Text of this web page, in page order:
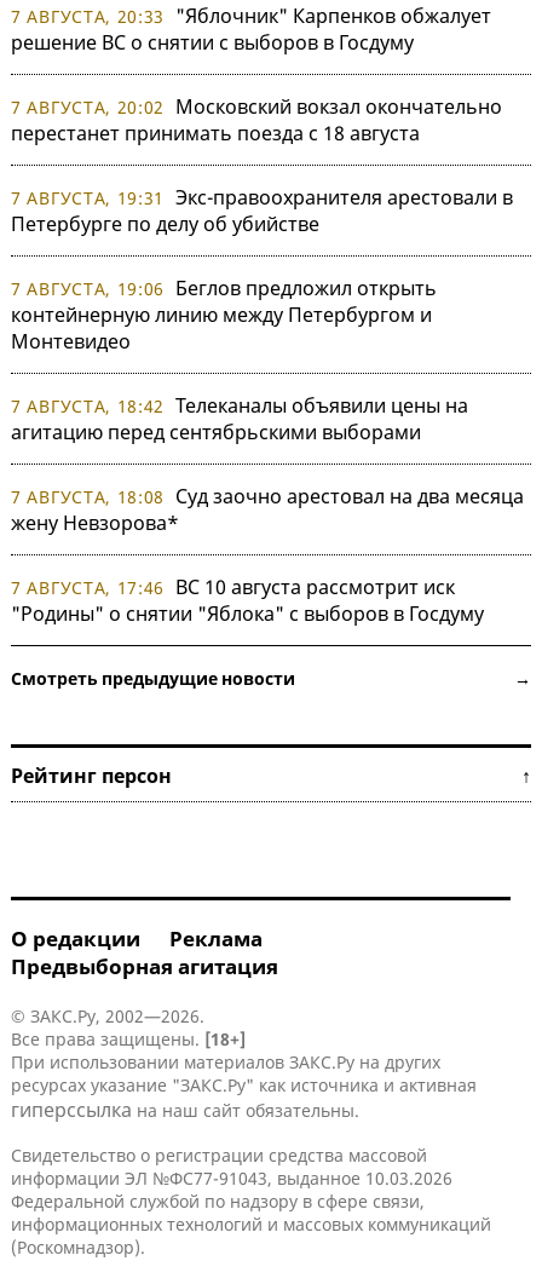
7 АВГУСТА, 20:33
"Яблочник" Карпенков обжалует
решение ВС о снятии с выборов в Госдуму
7 АВГУСТА, 20:02
Московский вокзал окончательно
перестанет принимать поезда с 18 августа
7 АВГУСТА, 19:31
Экс-правоохранителя арестовали в
Петербурге по делу об убийстве
7 АВГУСТА, 19:06
Беглов предложил открыть
контейнерную линию между Петербургом и
Монтевидео
7 АВГУСТА, 18:42 Телеканалы объявили цены на
агитацию перед сентябрьскими выборами
7 АВГУСТА, 18:08
Суд заочно арестовал на два месяца
жену Невзорова*
7 АВГУСТА, 17:46
ВС 10 августа рассмотрит иск
"Родины" о снятии "Яблока" с выборов в Госдуму
Смотреть предыдущие новости →
Рейтинг персон ↑
О редакции
Реклама
Предвыборная агитация
© ЗАКС.Ру, 2002—2026.
Все права защищены. [18+]
При использовании материалов ЗАКС.Ру на других
ресурсах указание "ЗАКС.Ру" как источника и активная
гиперссылка на наш сайт обязательны.
Свидетельство о регистрации средства массовой
информации ЭЛ №ФС77-91043, выданное 10.03.2026
Федеральной службой по надзору в сфере связи,
информационных технологий и массовых коммуникаций
(Роскомнадзор).